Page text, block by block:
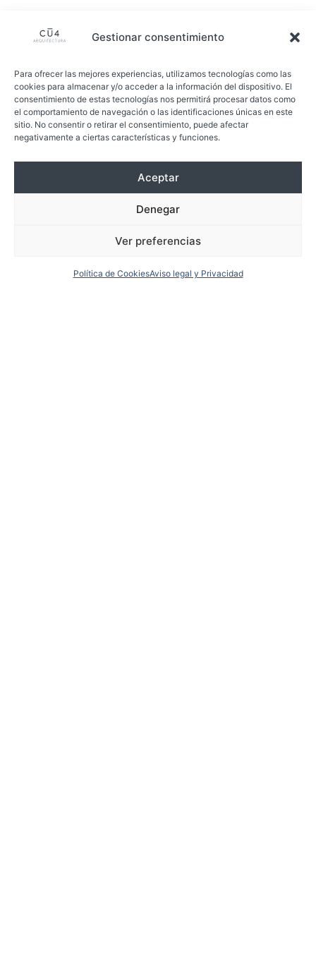
Gestionar consentimiento
Para ofrecer las mejores experiencias, utilizamos tecnologías como las
cookies para almacenar y/o acceder a la información del dispositivo. El
consentimiento de estas tecnologías nos permitirá procesar datos como
el comportamiento de navegación o las identificaciones únicas en este
sitio. No consentir o retirar el consentimiento, puede afectar
negativamente a ciertas características y funciones.
Aceptar
Denegar
Ver preferencias
Política de CookiesAviso legal y Privacidad